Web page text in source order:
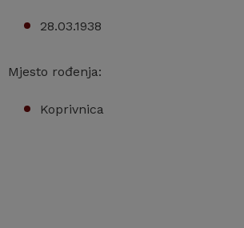
28.03.1938
Mjesto rođenja:
Koprivnica